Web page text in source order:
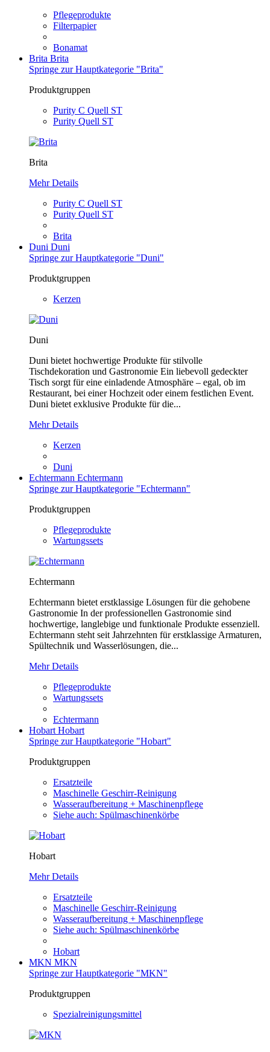
Pflegeprodukte
Filterpapier
Bonamat
Brita Brita
Springe zur Hauptkategorie "Brita"
Produktgruppen
Purity C Quell ST
Purity Quell ST
Brita
Mehr Details
Purity C Quell ST
Purity Quell ST
Brita
Duni Duni
Springe zur Hauptkategorie "Duni"
Produktgruppen
Kerzen
Duni
Duni bietet hochwertige Produkte für stilvolle
Tischdekoration und Gastronomie Ein liebevoll gedeckter
Tisch sorgt für eine einladende Atmosphäre – egal, ob im
Restaurant, bei einer Hochzeit oder einem festlichen Event.
Duni bietet exklusive Produkte für die...
Mehr Details
Kerzen
Duni
Echtermann Echtermann
Springe zur Hauptkategorie "Echtermann"
Produktgruppen
Pflegeprodukte
Wartungssets
Echtermann
Echtermann bietet erstklassige Lösungen für die gehobene
Gastronomie In der professionellen Gastronomie sind
hochwertige, langlebige und funktionale Produkte essenziell.
Echtermann steht seit Jahrzehnten für erstklassige Armaturen,
Spültechnik und Wasserlösungen, die...
Mehr Details
Pflegeprodukte
Wartungssets
Echtermann
Hobart Hobart
Springe zur Hauptkategorie "Hobart"
Produktgruppen
Ersatzteile
Maschinelle Geschirr-Reinigung
Wasseraufbereitung + Maschinenpflege
Siehe auch: Spülmaschinenkörbe
Hobart
Mehr Details
Ersatzteile
Maschinelle Geschirr-Reinigung
Wasseraufbereitung + Maschinenpflege
Siehe auch: Spülmaschinenkörbe
Hobart
MKN MKN
Springe zur Hauptkategorie "MKN"
Produktgruppen
Spezialreinigungsmittel